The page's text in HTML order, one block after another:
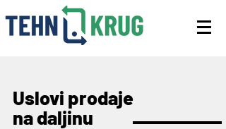
Uslovi prodaje
na daljinu